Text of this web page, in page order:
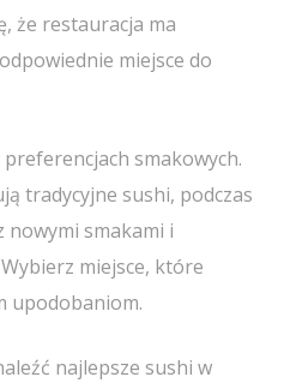
że restauracja ma
miejsce do
smakowych.
tradycyjne sushi, podczas
nowymi smakami i
miejsce, które
upodobaniom.
najlepsze sushi w